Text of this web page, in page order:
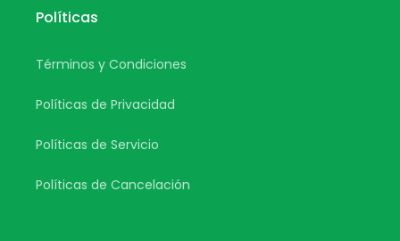
Políticas
Términos y Condiciones
Políticas de Privacidad
Políticas de Servicio
Políticas de Cancelación